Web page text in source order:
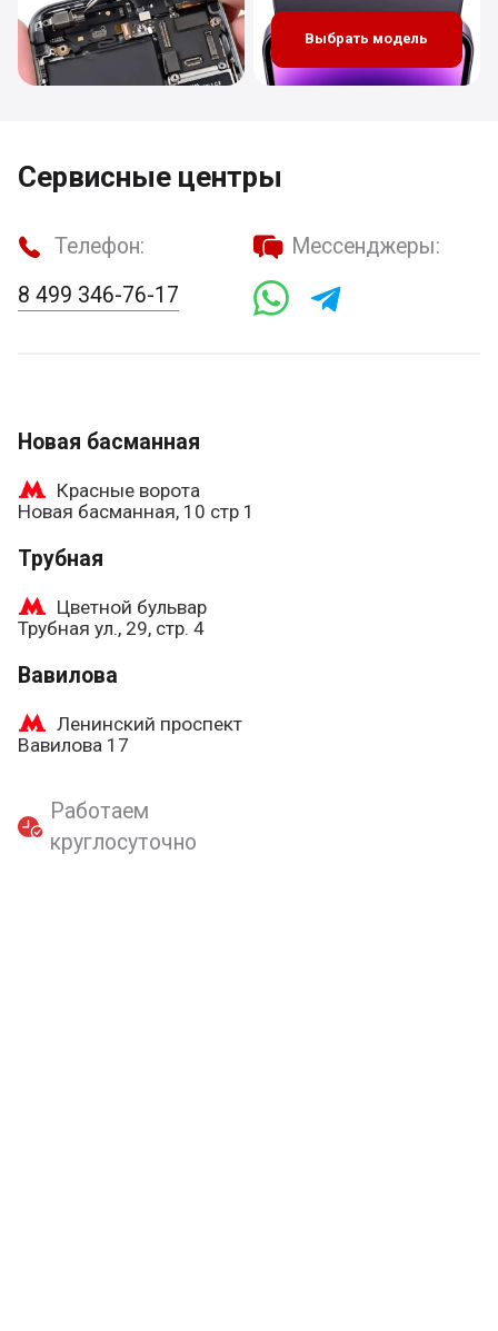
Выбрать модель
Сервисные центры
Телефон:
8 499 346-76-17
Мессенджеры:
Новая басманная
Красные ворота
Новая басманная, 10 стр 1
Трубная
Цветной бульвар
Трубная ул., 29, стр. 4
Вавилова
Ленинский проспект
Вавилова 17
Работаем
круглосуточно